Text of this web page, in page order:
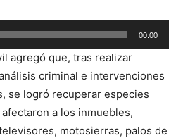
00:00
agregó que, tras realizar
criminal e intervenciones
se logró recuperar especies
a los inmuebles,
motosierras, palos de